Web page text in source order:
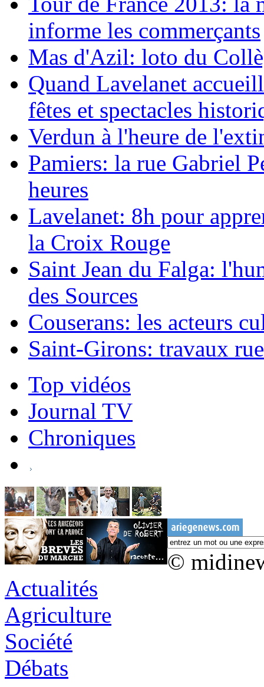
informe les commerçants
Mas d'Azil: loto du
Quand Lavelanet
fêtes et spectacles
Verdun à l'heure de
Pamiers: la rue Gabriel
heures
Lavelanet: 8h pour
la Croix Rouge
Saint Jean du Falga:
des Sources
Couserans: les acteurs
Saint-Girons: travaux
Top vidéos
Journal TV
Chroniques
©
Actualités
Agriculture
Société
Débats